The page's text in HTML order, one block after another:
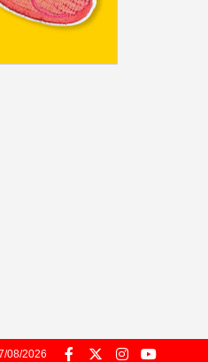
08/2026